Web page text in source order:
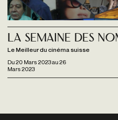
Du 20 Mars 2023au 26
Mars 2023
La Semaine des
Le Meilleur du cinéma suisse